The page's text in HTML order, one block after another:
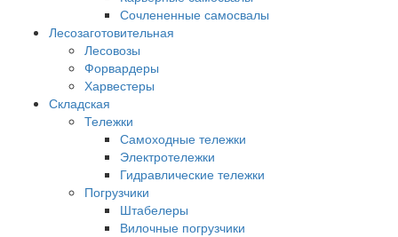
Сочлененные самосвалы
Лесозаготовительная
Лесовозы
Форвардеры
Харвестеры
Складская
Тележки
Самоходные тележки
Электротележки
Гидравлические тележки
Погрузчики
Штабелеры
Вилочные погрузчики